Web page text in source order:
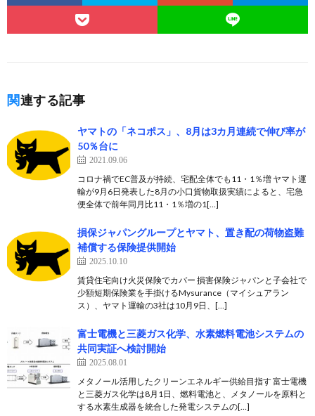
関連する記事
ヤマトの「ネコポス」、8月は3カ月連続で伸び率が
50％台に
2021.09.06
コロナ禍でEC普及が持続、宅配全体でも11・1％増 ヤマト運
輸が9月6日発表した8月の小口貨物取扱実績によると、宅急
便全体で前年同月比11・1％増の1[…]
損保ジャパングループとヤマト、置き配の荷物盗難
補償する保険提供開始
2025.10.10
賃貸住宅向け火災保険でカバー 損害保険ジャパンと子会社で
少額短期保険業を手掛けるMysurance（マイシュアラン
ス）、ヤマト運輸の3社は10月9日、[…]
富士電機と三菱ガス化学、水素燃料電池システムの
共同実証へ検討開始
2025.08.01
メタノール活用したクリーンエネルギー供給目指す 富士電機
と三菱ガス化学は8月1日、燃料電池と、メタノールを原料と
する水素生成器を統合した発電システムの[…]